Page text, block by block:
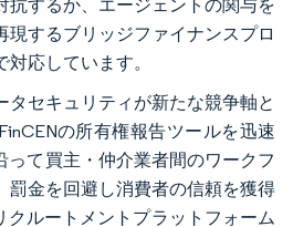
抗するか、エージェントの関与を
現するブリッジファイナンスプロ
応しています。
タセキュリティが新たな競争軸と
の所有権報告ツールを迅速
って買主・仲介業者間のワークフ
罰金を回避し消費者の信頼を獲得
クルートメントプラットフォーム